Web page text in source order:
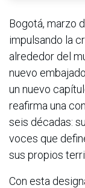
Bogotá, marzo
impulsando la
alrededor del
nuevo
un nuevo
reafirma una
seis décadas:
voces que
sus propios
Con esta